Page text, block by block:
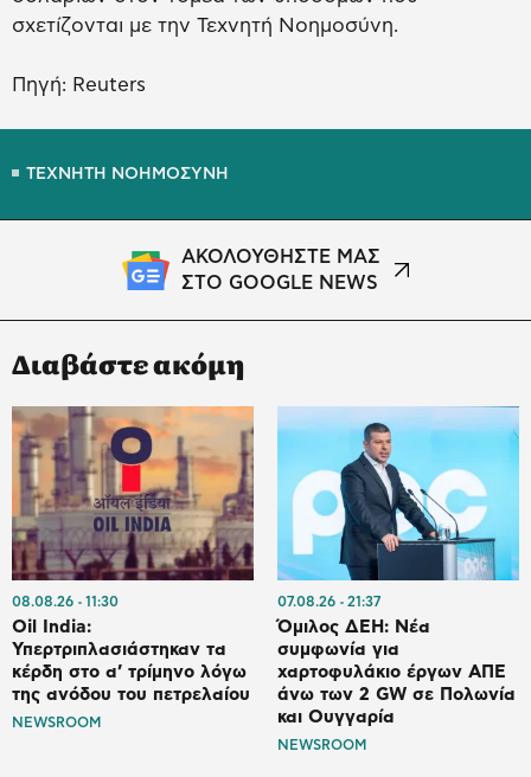
σχετίζονται με την Τεχνητή Νοημοσύνη.
Πηγή: Reuters
ΤΕΧΝΗΤΗ ΝΟΗΜΟΣΥΝΗ
ΑΚΟΛΟΥΘΗΣΤΕ ΜΑΣ
ΣΤΟ GOOGLE NEWS
Διαβάστε ακόμη
08.08.26 11:30
Oil India:
Υπερτριπλασιάστηκαν τα
κέρδη στο α’ τρίμηνο λόγω
της ανόδου του πετρελαίου
NEWSROOM
07.08.26 21:37
Όμιλος ΔΕΗ: Νέα
συμφωνία για
χαρτοφυλάκιο έργων ΑΠΕ
άνω των 2 GW σε Πολωνία
και Ουγγαρία
NEWSROOM